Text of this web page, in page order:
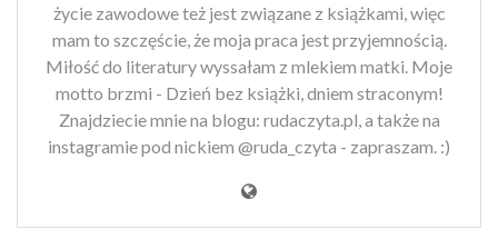
życie zawodowe też jest związane z książkami, więc
mam to szczęście, że moja praca jest przyjemnością.
Miłość do literatury wyssałam z mlekiem matki. Moje
motto brzmi - Dzień bez książki, dniem straconym!
Znajdziecie mnie na blogu: rudaczyta.pl, a także na
instagramie pod nickiem @ruda_czyta - zapraszam. :)